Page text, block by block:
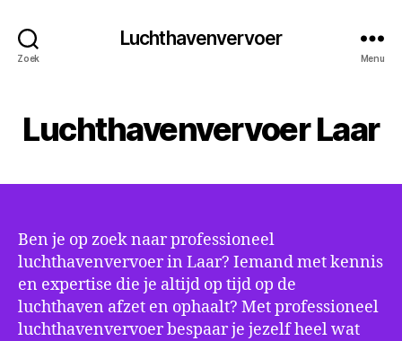
Zoek
Luchthavenvervoer
Menu
Luchthavenvervoer Laar
Ben je op zoek naar professioneel
luchthavenvervoer in Laar? Iemand met kennis
en expertise die je altijd op tijd op de
luchthaven afzet en ophaalt? Met professioneel
luchthavenvervoer bespaar je jezelf heel wat